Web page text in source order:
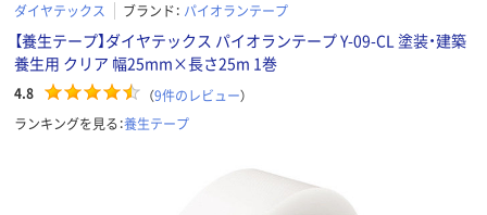
ダイヤテックス ブランド： パイオランテープ
【養生テープ】ダイヤテックス パイオランテープ Y-09-CL 塗装・建築
養生用 クリア 幅25mm×長さ25m 1巻
4.8 （9件のレビュー）
ランキングを見る：養生テープ